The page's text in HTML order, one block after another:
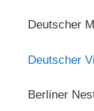
Deutscher
Deutscher
Berliner